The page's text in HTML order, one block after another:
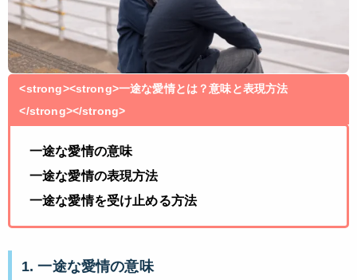
<strong><strong>一途な愛情とは？意味と表現方法
</strong></strong>
一途な愛情の意味
一途な愛情の表現方法
一途な愛情を受け止める方法
1. 一途な愛情の意味